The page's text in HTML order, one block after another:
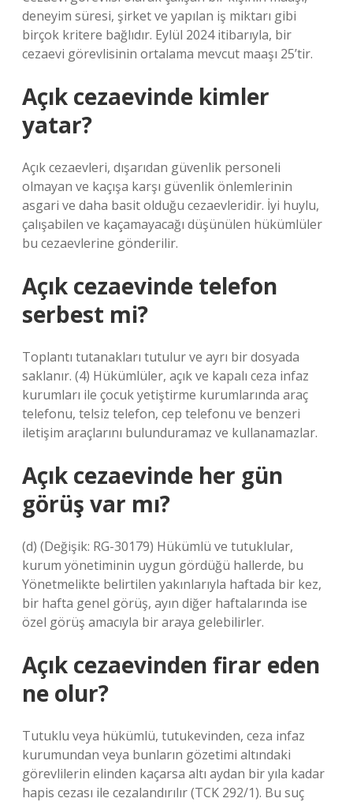
deneyim süresi, şirket ve yapılan iş miktarı gibi
birçok kritere bağlıdır. Eylül 2024 itibarıyla, bir
cezaevi görevlisinin ortalama mevcut maaşı 25’tir.
Açık cezaevinde kimler
yatar?
Açık cezaevleri, dışarıdan güvenlik personeli
olmayan ve kaçışa karşı güvenlik önlemlerinin
asgari ve daha basit olduğu cezaevleridir. İyi huylu,
çalışabilen ve kaçamayacağı düşünülen hükümlüler
bu cezaevlerine gönderilir.
Açık cezaevinde telefon
serbest mi?
Toplantı tutanakları tutulur ve ayrı bir dosyada
saklanır. (4) Hükümlüler, açık ve kapalı ceza infaz
kurumları ile çocuk yetiştirme kurumlarında araç
telefonu, telsiz telefon, cep telefonu ve benzeri
iletişim araçlarını bulunduramaz ve kullanamazlar.
Açık cezaevinde her gün
görüş var mı?
(d) (Değişik: RG-30179) Hükümlü ve tutuklular,
kurum yönetiminin uygun gördüğü hallerde, bu
Yönetmelikte belirtilen yakınlarıyla haftada bir kez,
bir hafta genel görüş, ayın diğer haftalarında ise
özel görüş amacıyla bir araya gelebilirler.
Açık cezaevinden firar eden
ne olur?
Tutuklu veya hükümlü, tutukevinden, ceza infaz
kurumundan veya bunların gözetimi altındaki
görevlilerin elinden kaçarsa altı aydan bir yıla kadar
hapis cezası ile cezalandırılır (TCK 292/1). Bu suç